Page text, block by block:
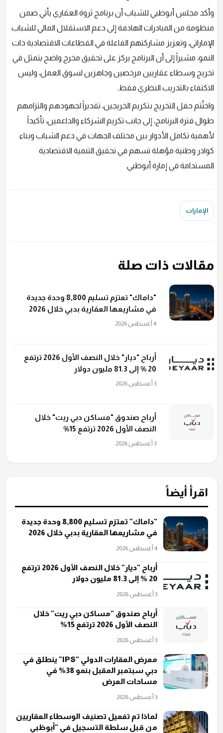
وأكد مجلس أبوظبي للشباب أن برنامج ثروة العقاري يأتي ضمن
منظومة من المبادرات الهادفة إلى دعم الاستقلال المالي للشباب
الإماراتي، وتعزيز مشاركتهم الفاعلة في القطاعات الاقتصادية ذات
النمو، مشيراً إلى أن البرنامج يركز على تحقيق مخرج واضح يتمثل في
تخريج وسطاء عقاريين مرخصين وجاهزين لسوق العمل، وليس
الاكتفاء بالتدريب النظري فقط.
واختُتم حفل التخريج بتكريم الخريجين، تقديراً لجهودهم والتزامهم
طوال فترة البرنامج، إلى جانب تكريم الشركاء والداعمين، تأكيداً
لأهمية تكامل الأدوار بين مختلف الجهات في دعم الشباب وبناء
كوادر وطنية مؤهلة تسهم في تحقيق التنمية الاقتصادية
المستدامة في إمارة أبوظبي.
الإمارات
مقالات ذات صلة
"داماك" تعتزم تسليم 8,800 وحدة جديدة
في مشاريعها العقارية بدبي خلال 2026
4 أغسطس 2026
أرباح "ديار" خلال النصف الأول 2026 ترتفع
20 % إلى 81.3 مليون دولار
3 أغسطس 2026
أرباح صندوق "مساكن دبي ريت" خلال
النصف الأول 2026 ترتفع 15%
3 أغسطس 2026
اقرأ أيضاً
"داماك" تعتزم تسليم 8,800 وحدة جديدة
في مشاريعها العقارية بدبي خلال 2026
4 أغسطس 2026
أرباح "ديار" خلال النصف الأول 2026 ترتفع
20 % إلى 81.3 مليون دولار
3 أغسطس 2026
أرباح صندوق "مساكن دبي ريت" خلال
النصف الأول 2026 ترتفع 15%
3 أغسطس 2026
معرض العقارات الدولي "IPS" ينطلق في
دبي سبتمبر المقبل بنمو 38% في
مساحات العرض
3 أغسطس 2026
لماذا تم تفعيل تصنيف الوسطاء العقاريين
من قبل ‏سلطة التسجيل في "أبوظبي